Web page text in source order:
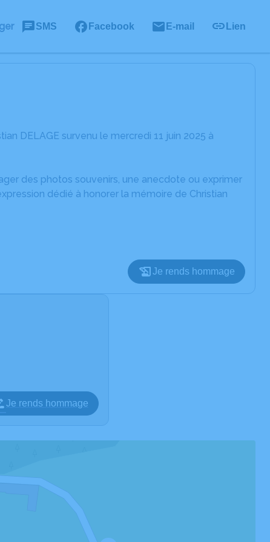
SMS Facebook E-mail Lien
DELAGE survenu le mercredi 11 juin 2025 à
des photos souvenirs, une anecdote ou exprimer
dédié à honorer la mémoire de Christian
Je rends hommage
Je rends hommage